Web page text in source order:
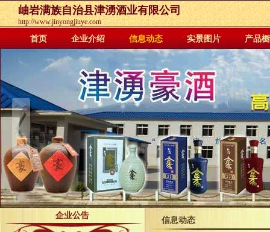
岫岩满族自治县津湧酒业有限公司
http://www.jinyongjiuye.com
首页 企业介绍 信息动态 实景图片 产品
企业公告 信息动态